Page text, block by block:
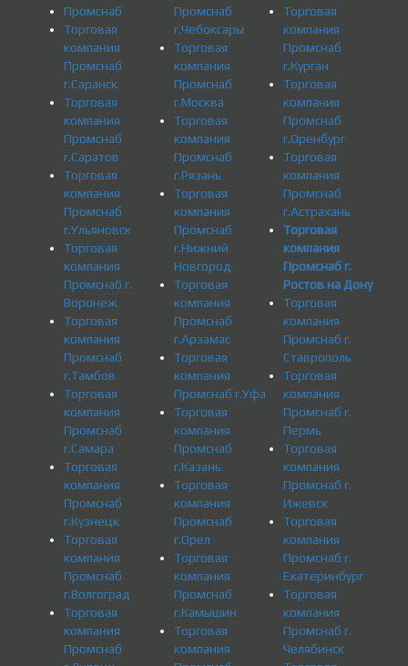
Промснаб
Торговая
компания
Промснаб
г.Саранск
Торговая
компания
Промснаб
г.Саратов
Торговая
компания
Промснаб
г.Ульяновск
Торговая
компания
Промснаб г.
Воронеж
Торговая
компания
Промснаб
г.Тамбов
Торговая
компания
Промснаб
г.Самара
Торговая
компания
Промснаб
г.Кузнецк
Торговая
компания
Промснаб
г.Волгоград
Торговая
компания
Промснаб
Промснаб
г.Чебоксары
Торговая
компания
Промснаб
г.Москва
Торговая
компания
Промснаб
г.Рязань
Торговая
компания
Промснаб
г.Нижний
Новгород
Торговая
компания
Промснаб
г.Арзамас
Торговая
компания
Промснаб г.Уфа
Торговая
компания
Промснаб
г.Казань
Торговая
компания
Промснаб
г.Орел
Торговая
компания
Промснаб
г.Камышин
Торговая
компания
Торговая
компания
Промснаб
г.Курган
Торговая
компания
Промснаб
г.Оренбург
Торговая
компания
Промснаб
г.Астрахань
Торговая
компания
Промснаб г.
Ростов на Дону
Торговая
компания
Промснаб г.
Ставрополь
Торговая
компания
Промснаб г.
Пермь
Торговая
компания
Промснаб г.
Ижевск
Торговая
компания
Промснаб г.
Екатеринбург
Торговая
компания
Промснаб г.
Челябинск